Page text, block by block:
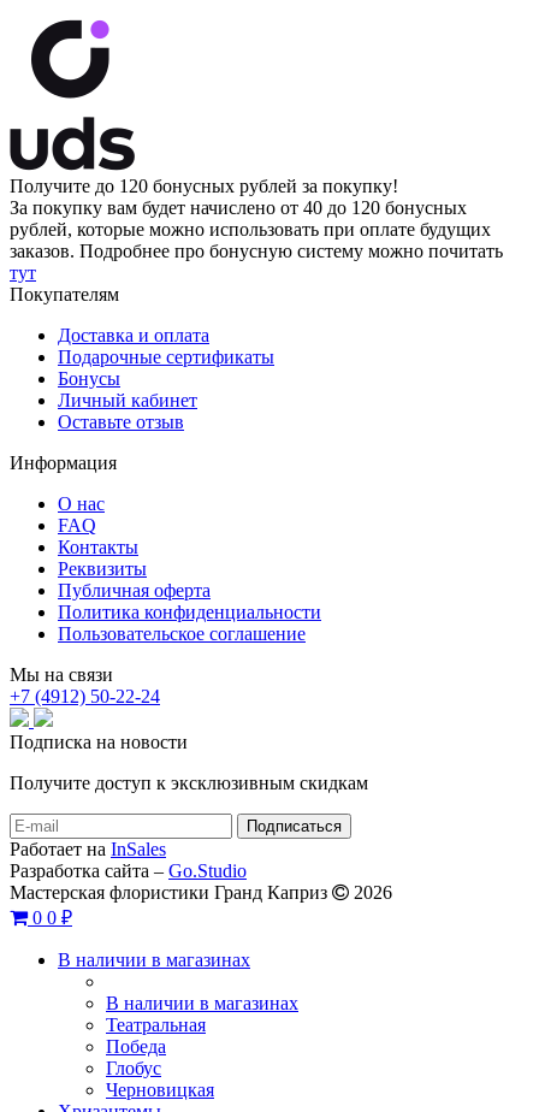
Получите до 120 бонусных рублей за покупку!
За покупку вам будет начислено от 40 до 120 бонусных
рублей, которые можно использовать при оплате будущих
заказов. Подробнее про бонусную систему можно почитать
тут
Покупателям
Доставка и оплата
Подарочные сертификаты
Бонусы
Личный кабинет
Оставьте отзыв
Информация
О нас
FAQ
Контакты
Реквизиты
Публичная оферта
Политика конфиденциальности
Пользовательское соглашение
Мы на связи
+7 (4912) 50-22-24
Подписка на новости
Получите доступ к эксклюзивным скидкам
Работает на InSales
Разработка сайта – Go.Studio
Мастерская флористики Гранд Каприз
2026
0 0 ₽
В наличии в магазинах
В наличии в магазинах
Театральная
Победа
Глобус
Черновицкая